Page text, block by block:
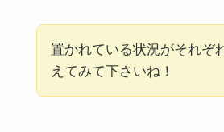
置かれている状況がそれぞ
えてみて下さいね！